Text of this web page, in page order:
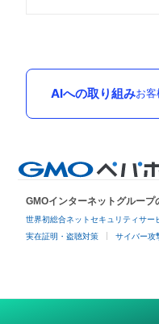
AIへの取り組みお
GMOインターネットグルー
世界初総合ネットセキュリティサー
実在証明・盗聴対策 サイバー攻